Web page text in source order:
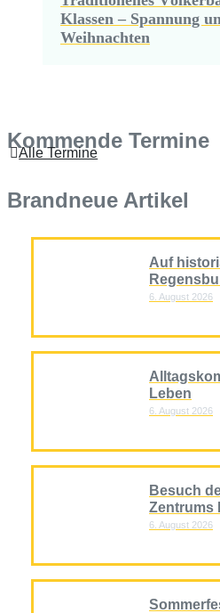
Klassen – Spannung
Weihnachten
Kommende Termine
Alle Termine
Brandneue Artikel
Auf
6. August 2026
Leben
6. August 2026
Besuch
Zentrums
6. August 2026